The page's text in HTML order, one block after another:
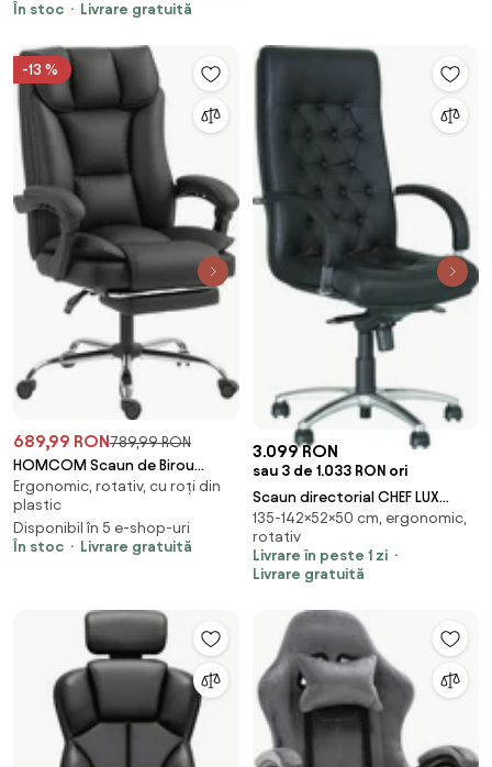
În stoc
Livrare gratuită
-13 %
689,99 RON789,99 RON
HOMCOM Scaun de Birou
Reclinabil la 155° cu Suport
pentru Picioare, Dublă
Îmbunătățire și Tapițerie din
Piele Ecologică, Negru | Aosom
Ergonomic, rotativ, cu roți din
plastic
Disponibil în 5 e-shop-uri
În stoc
Livrare gratuită
3.099 RON
sau 3 de 1.033 RON ori
Scaun directorial CHEF LUX
STEEL CHROME, Negru piele
naturala
135-142×52×50 cm, ergonomic,
rotativ
Livrare în peste 1 zi
Livrare gratuită